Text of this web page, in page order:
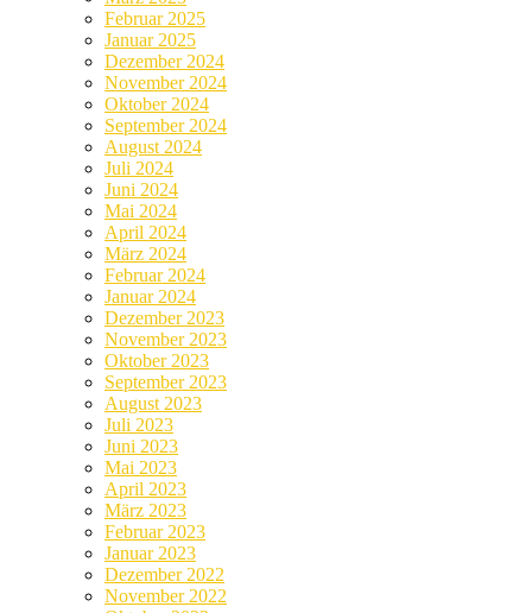
Februar 2025
Januar 2025
Dezember 2024
November 2024
Oktober 2024
September 2024
August 2024
Juli 2024
Juni 2024
Mai 2024
April 2024
März 2024
Februar 2024
Januar 2024
Dezember 2023
November 2023
Oktober 2023
September 2023
August 2023
Juli 2023
Juni 2023
Mai 2023
April 2023
März 2023
Februar 2023
Januar 2023
Dezember 2022
November 2022